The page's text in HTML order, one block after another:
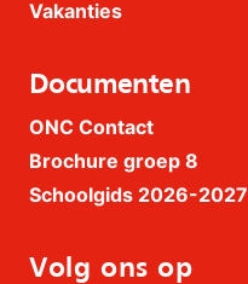
Vakanties
Documenten
ONC Contact
Brochure groep 8
Schoolgids 2026-2027
Volg ons op